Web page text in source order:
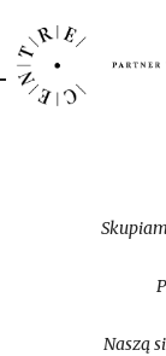
Naszą